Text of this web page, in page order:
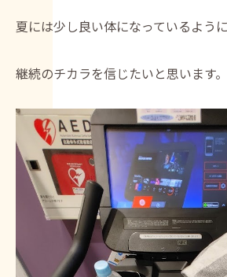
夏には少し良い体になっているように
継続のチカラを信じたいと思います。